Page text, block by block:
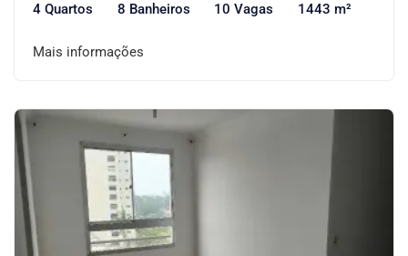
4 Quartos 8 Banheiros 10 Vagas 1443 m²
Mais informações